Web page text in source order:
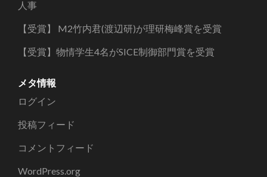
人事
【受賞】 M2竹内君(渡辺研)が理研梅峰賞を受賞
【受賞】物情学生4名がSICE制御部門賞を受賞
メタ情報
ログイン
投稿フィード
コメントフィード
WordPress.org